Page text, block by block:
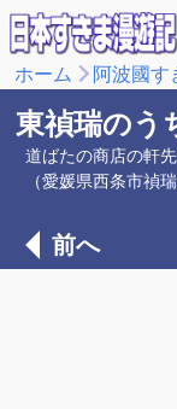
ホーム 阿波國す
東禎瑞のう
道ばたの商店の軒
（愛媛県西条市禎瑞
前へ